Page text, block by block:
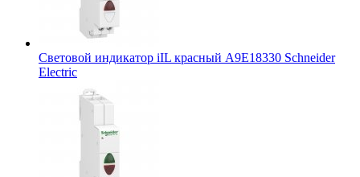
Световой индикатор iIL красный A9E18330 Schneider
Electric